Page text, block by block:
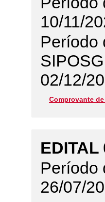
10/11/
Período
02/12/
Comprovante
EDITAL
Período
26/07/